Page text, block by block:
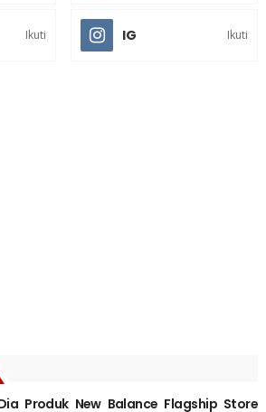
Ikuti IG Ikuti
Produk New Balance Flagship Store